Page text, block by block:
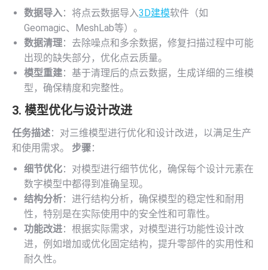
数据导入：将点云数据导入3D建模软件（如
Geomagic、MeshLab等）。
数据清理：去除噪点和多余数据，修复扫描过程中可能
出现的缺失部分，优化点云质量。
模型重建：基于清理后的点云数据，生成详细的三维模
型，确保精度和完整性。
3. 模型优化与设计改进
任务描述：对三维模型进行优化和设计改进，以满足生产
和使用需求。 步骤：
细节优化：对模型进行细节优化，确保每个设计元素在
数字模型中都得到准确呈现。
结构分析：进行结构分析，确保模型的稳定性和耐用
性，特别是在实际使用中的安全性和可靠性。
功能改进：根据实际需求，对模型进行功能性设计改
进，例如增加或优化固定结构，提升零部件的实用性和
耐久性。